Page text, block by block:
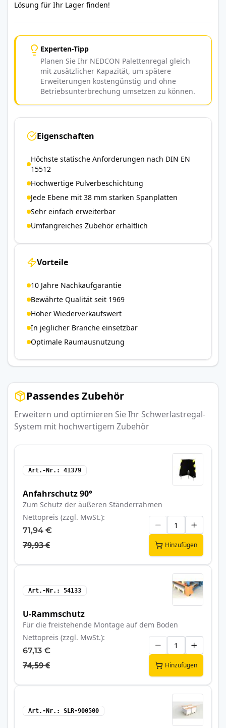
Lösung für Ihr Lager finden!
Experten-Tipp
Planen Sie Ihr NEDCON Palettenregal gleich
mit zusätzlicher Kapazität, um spätere
Erweiterungen kostengünstig und ohne
Betriebsunterbrechung umsetzen zu können.
Eigenschaften
Höchste statische Anforderungen nach DIN EN
15512
Hochwertige Pulverbeschichtung
Jede Ebene mit 38 mm starken Spanplatten
Sehr einfach erweiterbar
Umfangreiches Zubehör erhältlich
Vorteile
10 Jahre Nachkaufgarantie
Bewährte Qualität seit 1969
Hoher Wiederverkaufswert
In jeglicher Branche einsetzbar
Optimale Raumausnutzung
Passendes Zubehör
Erweitern und optimieren Sie Ihr Schwerlastregal-
System mit hochwertigem Zubehör
Art.-Nr. 41379
Anfahrschutz 90°
Zum Schutz der äußeren Ständerrahmen
Nettopreis (zzgl. MwSt.)
71,94 €
79,93 € Hinzufügen
Art.-Nr. 54133
U-Rammschutz
Für die freistehende Montage auf dem Boden
Nettopreis (zzgl. MwSt.)
67,13 €
74,59 € Hinzufügen
Art.-Nr. SLR-900500